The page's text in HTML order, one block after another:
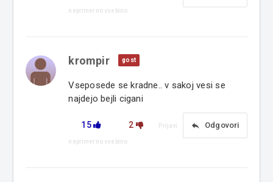
neprimerno vsebino
krompir gost
Vseposede se kradne.. v sakoj vesi se
najdejo bejli cigani
15 2 reply Odgovori
Prijavi
neprimerno vsebino